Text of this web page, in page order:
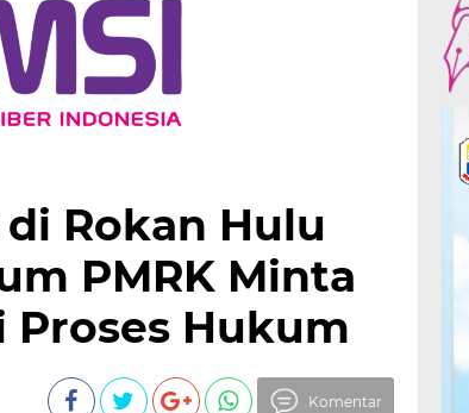
Rokan Hulu
PMRK Minta
Proses Hukum
Komentar